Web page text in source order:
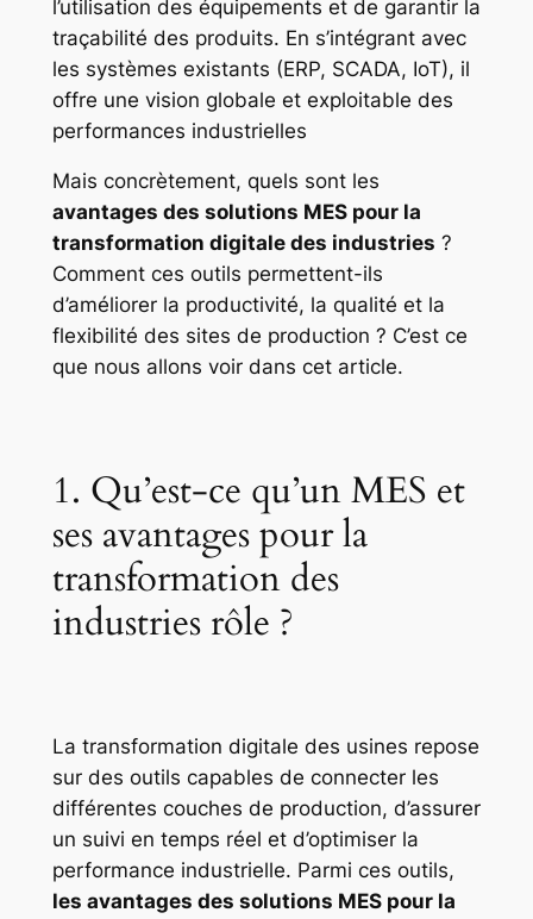
l’utilisation des équipements et de garantir la
traçabilité des produits. En s’intégrant avec
les systèmes existants (ERP, SCADA, IoT), il
offre une vision globale et exploitable des
performances industrielles
Mais concrètement, quels sont les
avantages des solutions MES pour la
transformation digitale des industries ?
Comment ces outils permettent-ils
d’améliorer la productivité, la qualité et la
flexibilité des sites de production ? C’est ce
que nous allons voir dans cet article.
1. Qu’est-ce qu’un MES et
ses avantages pour la
transformation des
industries rôle ?
La transformation digitale des usines repose
sur des outils capables de connecter les
différentes couches de production, d’assurer
un suivi en temps réel et d’optimiser la
performance industrielle. Parmi ces outils,
les avantages des solutions MES pour la